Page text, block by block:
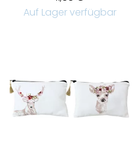
Auf Lager verfügbar